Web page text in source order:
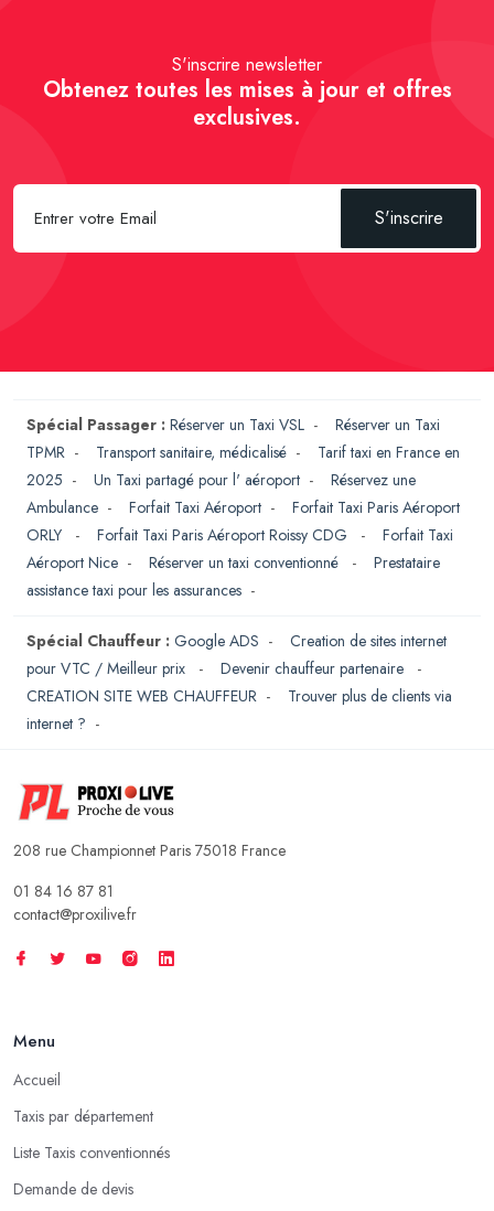
S'inscrire newsletter
Obtenez toutes les mises à jour et offres
exclusives.
S'inscrire
Spécial Passager : Réserver un Taxi VSL - Réserver un Taxi
TPMR - Transport sanitaire, médicalisé - Tarif taxi en France en
2025 - Un Taxi partagé pour l' aéroport - Réservez une
Ambulance - Forfait Taxi Aéroport - Forfait Taxi Paris Aéroport
ORLY
- Forfait Taxi Paris Aéroport Roissy CDG - Forfait Taxi
Aéroport Nice - Réserver un taxi conventionné - Prestataire
assistance taxi pour les assurances -
Spécial Chauffeur : Google ADS - Creation de sites internet
pour VTC / Meilleur prix
- Devenir chauffeur partenaire
-
CREATION SITE WEB CHAUFFEUR - Trouver plus de clients via
internet ? -
208 rue Championnet Paris 75018 France
01 84 16 87 81
contact@proxilive.fr
Menu
Accueil
Taxis par département
Liste Taxis conventionnés
Demande de devis